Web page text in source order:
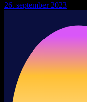
26. september 2023